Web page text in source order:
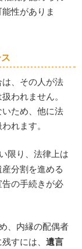
性がありま
、その人が法
われません。
ため、他に法
れます。
限り、法律上は
分割を進める
の手続きが必
、内縁の配偶者
すには、遺言